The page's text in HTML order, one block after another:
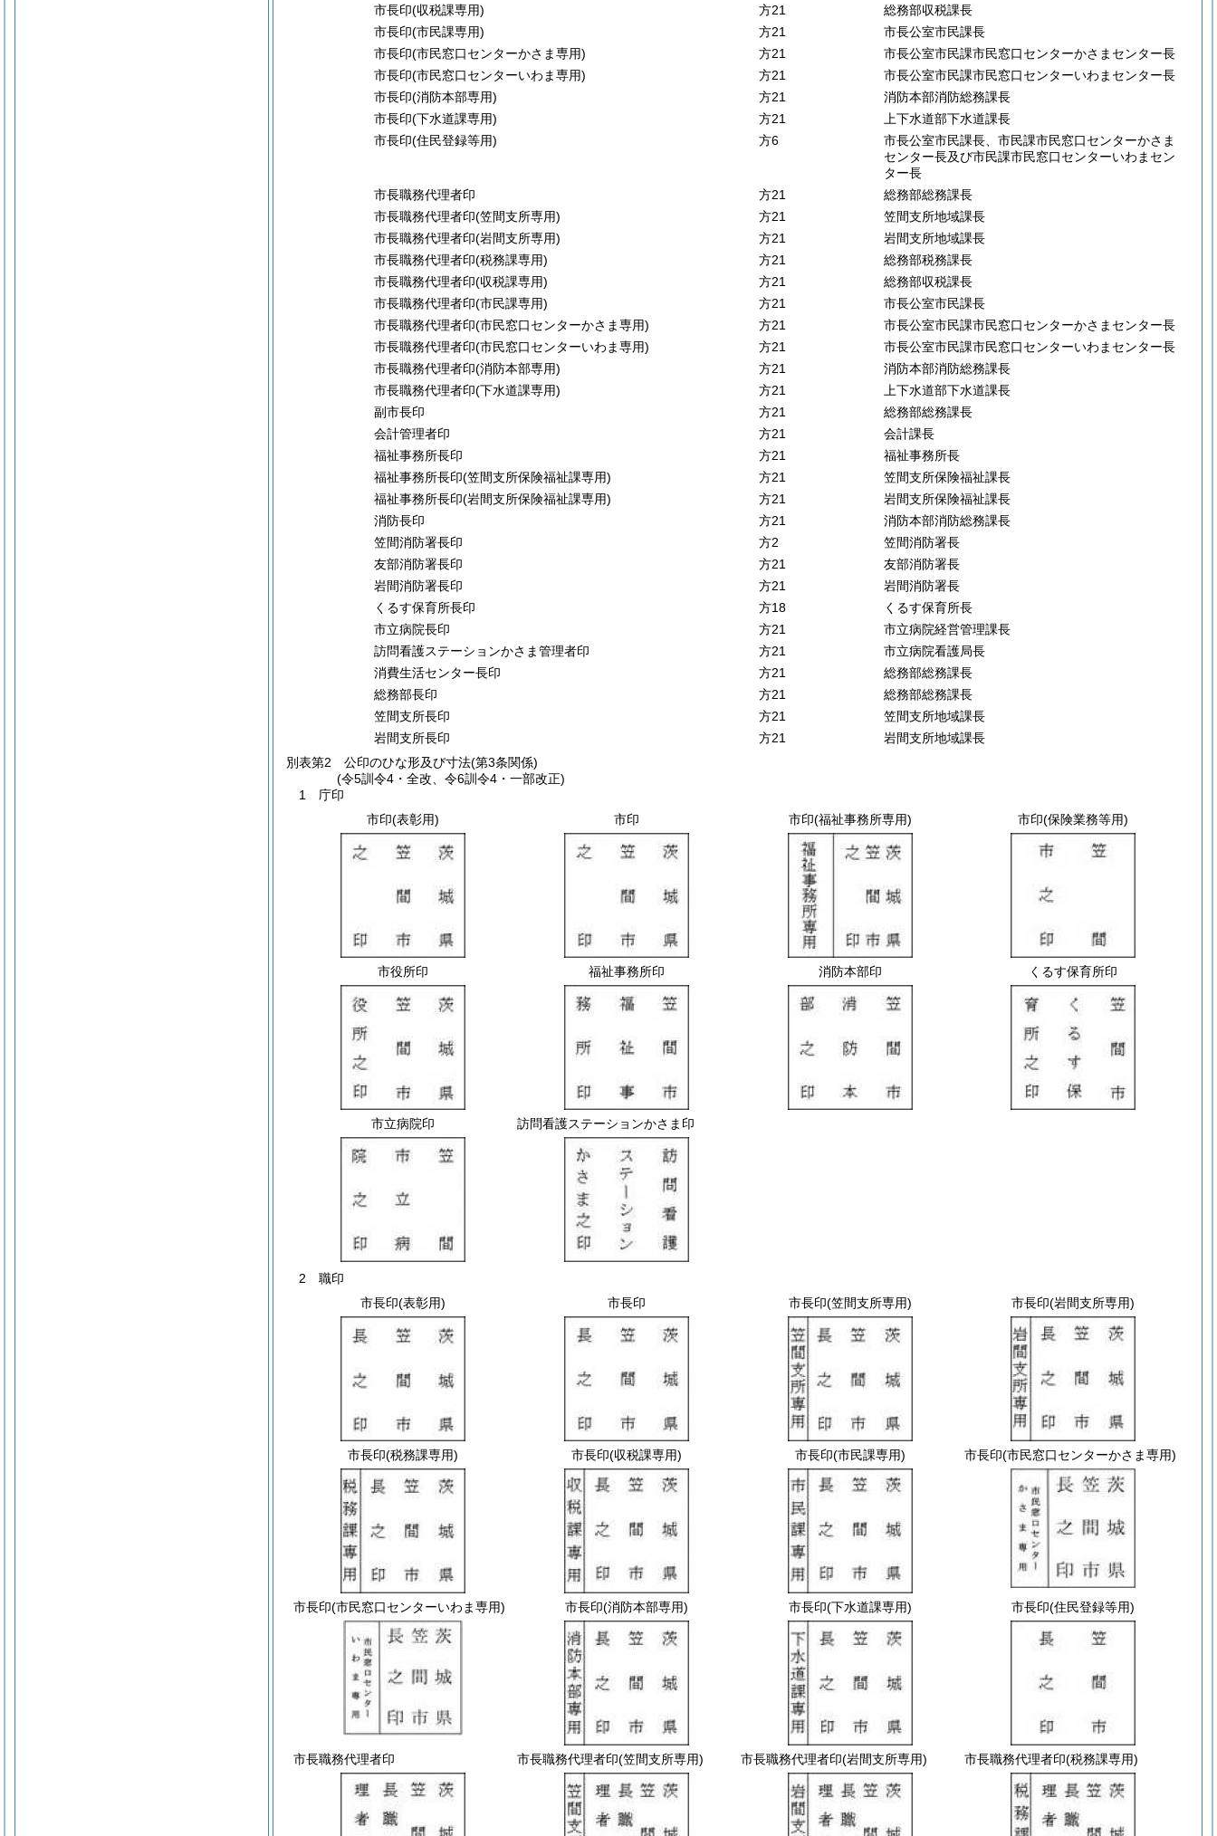
市長印(収税課専用) 方21
総務部収税課長
市長印(市民課専用) 方21
市長公室市民課長
市長印(市民窓口センターかさま専用) 方21
市長公室市民課市民窓口センターかさまセンター長
市長印(市民窓口センターいわま専用) 方21
市長公室市民課市民窓口センターいわまセンター長
市長印(消防本部専用) 方21
消防本部消防総務課長
市長印(下水道課専用) 方21
上下水道部下水道課長
市長印(住民登録等用) 方6
市長公室市民課長、市民課市民窓口センターかさま
センター長及び市民課市民窓口センターいわまセン
ター長
市長職務代理者印
方21
総務部総務課長
市長職務代理者印(笠間支所専用) 方21
笠間支所地域課長
市長職務代理者印(岩間支所専用) 方21
岩間支所地域課長
市長職務代理者印(税務課専用) 方21
総務部税務課長
市長職務代理者印(収税課専用) 方21
総務部収税課長
市長職務代理者印(市民課専用) 方21
市長公室市民課長
市長職務代理者印(市民窓口センターかさま専用) 方21
市長公室市民課市民窓口センターかさまセンター長
市長職務代理者印(市民窓口センターいわま専用) 方21
市長公室市民課市民窓口センターいわまセンター長
市長職務代理者印(消防本部専用) 方21
消防本部消防総務課長
市長職務代理者印(下水道課専用) 方21
上下水道部下水道課長
副市長印
方21
総務部総務課長
会計管理者印
方21
会計課長
福祉事務所長印
方21
福祉事務所長
福祉事務所長印(笠間支所保険福祉課専用) 方21
笠間支所保険福祉課長
福祉事務所長印(岩間支所保険福祉課専用) 方21
岩間支所保険福祉課長
消防長印
方21
消防本部消防総務課長
笠間消防署長印
方2
笠間消防署長
友部消防署長印
方21
友部消防署長
岩間消防署長印
方21
岩間消防署長
くるす保育所長印
方18
くるす保育所長
市立病院長印
方21
市立病院経営管理課長
訪問看護ステーションかさま管理者印
方21
市立病院看護局長
消費生活センター長印
方21
総務部総務課長
総務部長印
方21
総務部総務課長
笠間支所長印
方21
笠間支所地域課長
岩間支所長印
方21
岩間支所地域課長
別表第2 公印のひな形及び寸法(第3条関係)
(令5訓令4・全改、令6訓令4・一部改正)
1 庁印
市印(表彰用) 市印 市印(福祉事務所専用) 市印(保険業務等用)
市役所印 福祉事務所印 消防本部印 くるす保育所印
市立病院印 訪問看護ステーションかさま印
2 職印
市長印(表彰用) 市長印 市長印(笠間支所専用) 市長印(岩間支所専用)
市長印(税務課専用) 市長印(収税課専用) 市長印(市民課専用) 市長印(市民窓口センターかさま専用)
市長印(市民窓口センターいわま専用) 市長印(消防本部専用) 市長印(下水道課専用) 市長印(住民登録等用)
市長職務代理者印 市長職務代理者印(笠間支所専用) 市長職務代理者印(岩間支所専用) 市長職務代理者印(税務課専用)